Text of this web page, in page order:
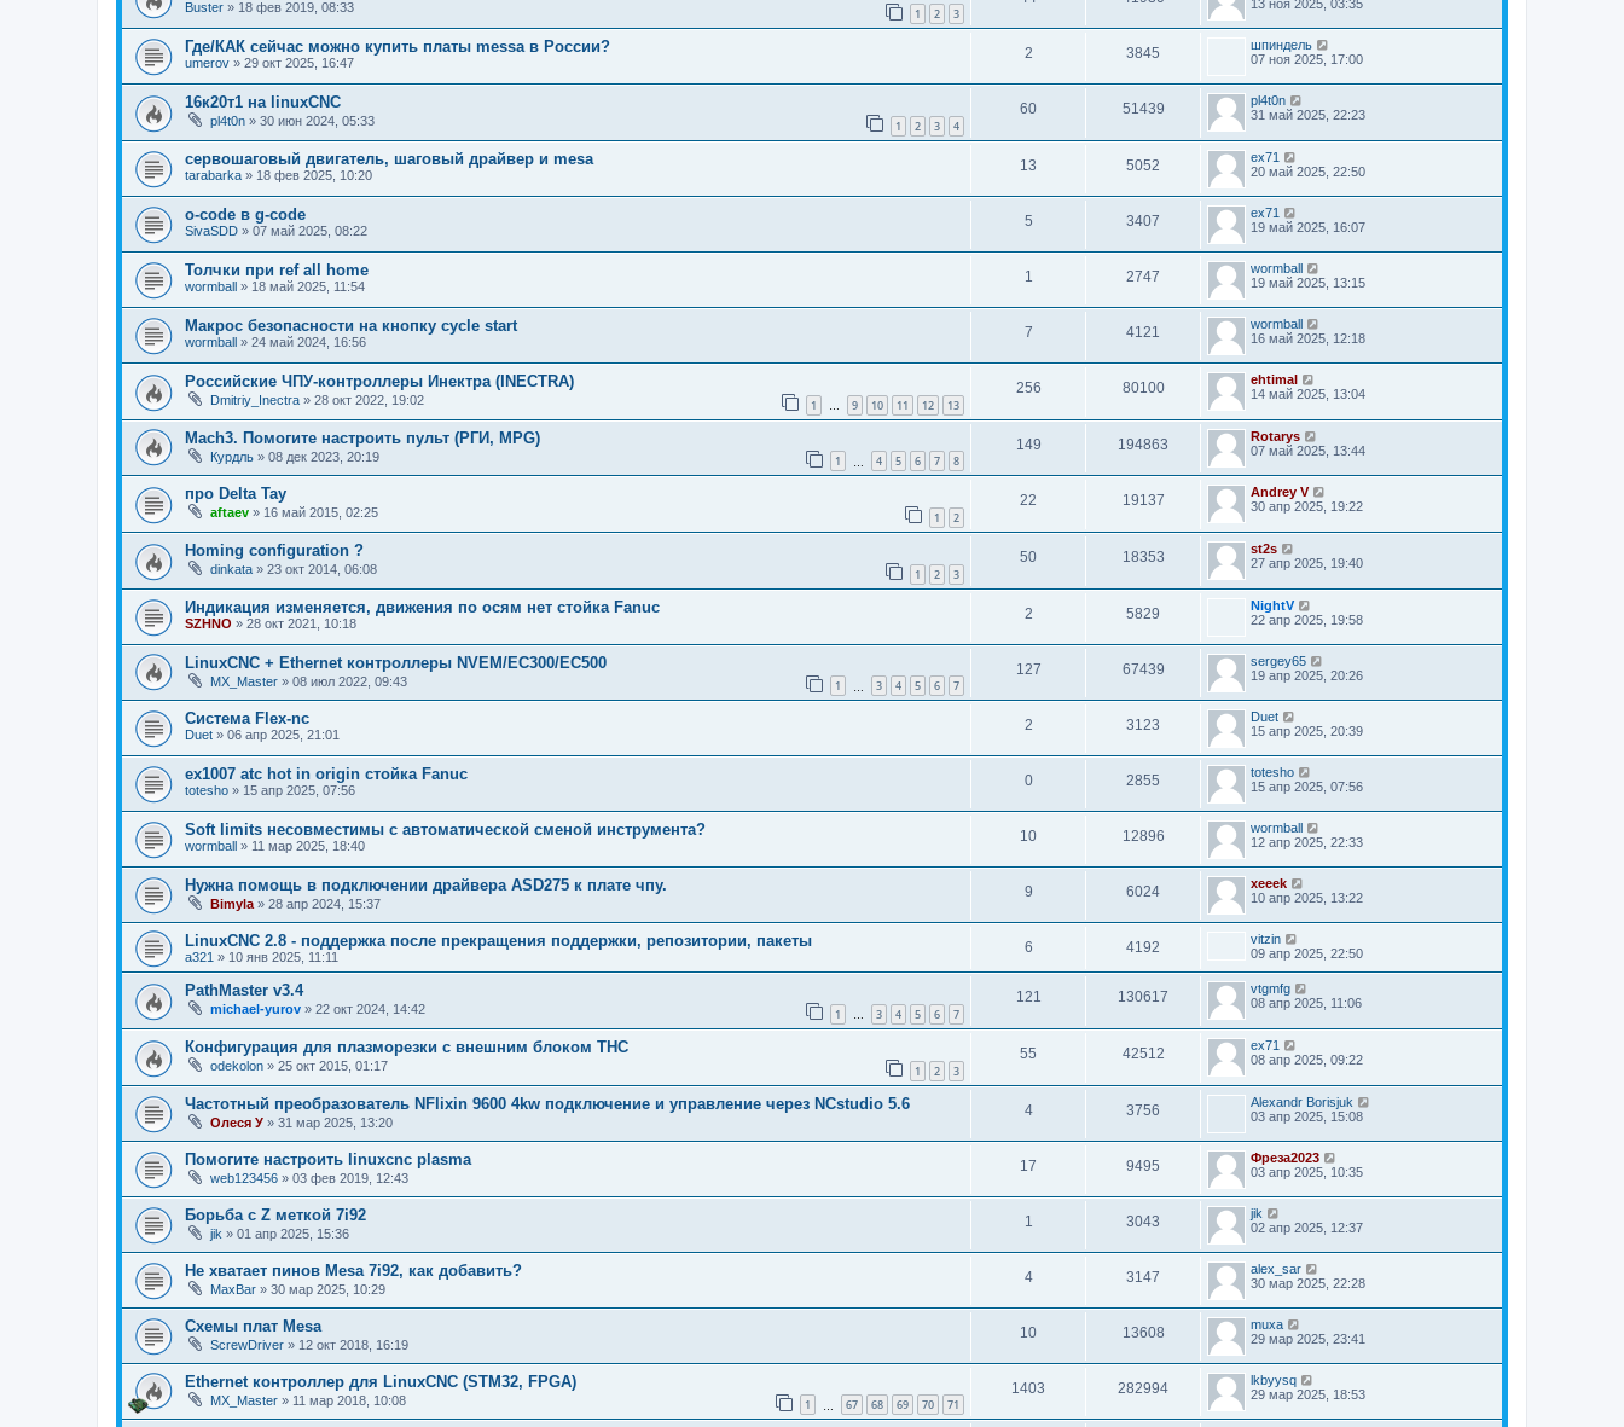
Buster » 18 фев 2019, 08:33 1 2 3
13 ноя 2025, 03:35
Где/КАК сейчас можно купить платы messa в России?
umerov » 29 окт 2025, 16:47
2 3845
шпиндель
07 ноя 2025, 17:00
16к20т1 на linuxCNC
pl4t0n » 30 июн 2024, 05:33 1 2 3 4
60 51439
pl4t0n
31 май 2025, 22:23
сервошаговый двигатель, шаговый драйвер и mesa
tarabarka » 18 фев 2025, 10:20
13 5052
ex71
20 май 2025, 22:50
o-code в g-code
SivaSDD » 07 май 2025, 08:22
5 3407
ex71
19 май 2025, 16:07
Толчки при ref all home
wormball » 18 май 2025, 11:54
1 2747
wormball
19 май 2025, 13:15
Макрос безопасности на кнопку cycle start
wormball » 24 май 2024, 16:56
7 4121
wormball
16 май 2025, 12:18
Российские ЧПУ-контроллеры Инектра (INECTRA)
Dmitriy_Inectra » 28 окт 2022, 19:02 1 … 9 10 11 12 13
256 80100
ehtimal
14 май 2025, 13:04
Mach3. Помогите настроить пульт (РГИ, MPG)
Курдль » 08 дек 2023, 20:19 1 4 5 6 7 8
149 194863
Rotarys
07 май 2025, 13:44
про Delta Tay
aftaev » 16 май 2015, 02:25 1 2
22 19137
Andrey V
30 апр 2025, 19:22
Homing configuration ?
dinkata » 23 окт 2014, 06:08 1 2 3
50 18353
st2s
27 апр 2025, 19:40
Индикация изменяется, движения по осям нет стойка Fanuc
SZHNO » 28 окт 2021, 10:18
2 5829
NightV
22 апр 2025, 19:58
LinuxCNC + Ethernet контроллеры NVEM/EC300/EC500
MX_Master » 08 июл 2022, 09:43 1 3 4 5 6 7
127 67439
sergey65
19 апр 2025, 20:26
Система Flex-nc
Duet » 06 апр 2025, 21:01
2 3123
Duet
15 апр 2025, 20:39
ex1007 atc hot in origin стойка Fanuc
totesho » 15 апр 2025, 07:56
0 2855
totesho
15 апр 2025, 07:56
Soft limits несовместимы с автоматической сменой инструмента?
wormball » 11 мар 2025, 18:40
10 12896
wormball
12 апр 2025, 22:33
Нужна помощь в подключении драйвера ASD275 к плате чпу.
Bimyla » 28 апр 2024, 15:37
9 6024
xeeek
10 апр 2025, 13:22
LinuxCNC 2.8 - поддержка после прекращения поддержки, репозитории, пакеты
a321 » 10 янв 2025, 11:11
6 4192
vitzin
09 апр 2025, 22:50
PathMaster v3.4
michael-yurov » 22 окт 2024, 14:42 1 … 3 4 5 6 7
121 130617
vtgmfg
08 апр 2025, 11:06
Конфигурация для плазморезки с внешним блоком THC
odekolon » 25 окт 2015, 01:17 1 2 3
55 42512
ex71
08 апр 2025, 09:22
Частотный преобразователь NFlixin 9600 4kw подключение и управление через NCstudio 5.6
Олеся У » 31 мар 2025, 13:20
4 3756
Alexandr Borisjuk
03 апр 2025, 15:08
Помогите настроить linuxcnc plasma
web123456 » 03 фев 2019, 12:43
17 9495
Фреза2023
03 апр 2025, 10:35
Борьба с Z меткой 7i92
jik » 01 апр 2025, 15:36
1 3043
jik
02 апр 2025, 12:37
Не хватает пинов Mesa 7i92, как добавить?
MaxBar » 30 мар 2025, 10:29
4 3147
alex_sar
30 мар 2025, 22:28
Схемы плат Mesa
ScrewDriver » 12 окт 2018, 16:19
10 13608
muxa
29 мар 2025, 23:41
Ethernet контроллер для LinuxCNC (STM32, FPGA)
MX_Master » 11 мар 2018, 10:08 1 67 68 69 70 71
1403 282994
lkbyysq
29 мар 2025, 18:53